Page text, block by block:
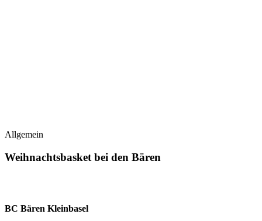
Allgemein
Weihnachtsbasket bei den Bären
BC Bären Kleinbasel